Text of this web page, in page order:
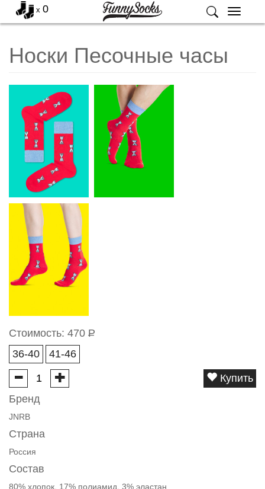
Меню
x 0
Носки Песочные часы
Стоимость: 470 Р
36-40
41-46
Купить
Бренд
JNRB
Страна
Россия
Состав
80% хлопок, 17% полиамид, 3% эластан